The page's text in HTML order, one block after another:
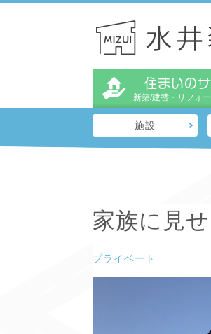
住まいの
新築/建替・リフォ
施設
家族に見
プライベート